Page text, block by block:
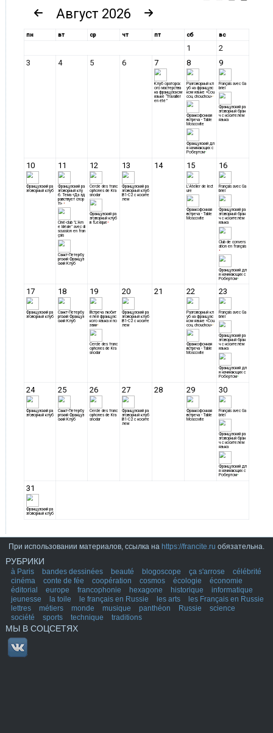
При использовании материалов, ссылка на https://francite.ru обязательна.
РУБРИКИ
à Paris bandes dessinées beauté blogoscope ça s'arrose
célébrité
cinéma
conte de fée coopération cosmos écologie
économie
éditorial
europe francophonie hexagone historique
informatique
jeunesse
la toile le français en Russie les arts
les Français en Russie
lettres
métiers monde musique panthéon Russie
science
société
sports technique traditions
МЫ В СОЦСЕТЯХ